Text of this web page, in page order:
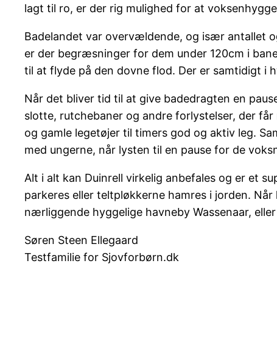
lagt til ro, er der rig mulighed for at
Badelandet var overvældende, og især antallet
er der begræsninger for dem under 120cm i
til at flyde på den dovne flod. Der er samtidigt i
Når det bliver tid til at give badedragten en
slotte, rutchebaner og andre forlystelser, der
og gamle legetøjer til timers god og aktiv leg.
med ungerne, når lysten til en pause for de
Alt i alt kan Duinrell virkelig anbefales og er et
parkeres eller teltpløkkerne hamres i jorden.
nærliggende hyggelige havneby Wassenaar,
Søren Steen Ellegaard
Testfamilie for Sjovforbørn.dk